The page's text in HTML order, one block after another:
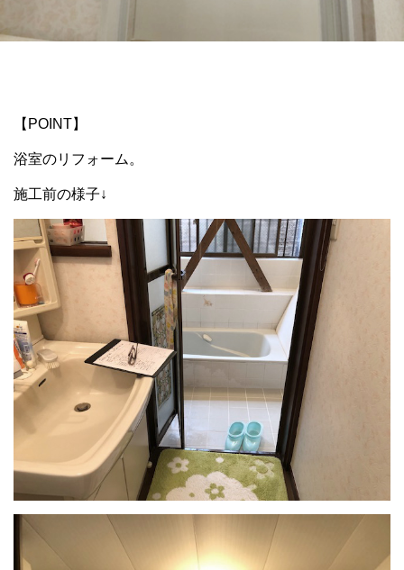
【POINT】
浴室のリフォーム。
施工前の様子↓